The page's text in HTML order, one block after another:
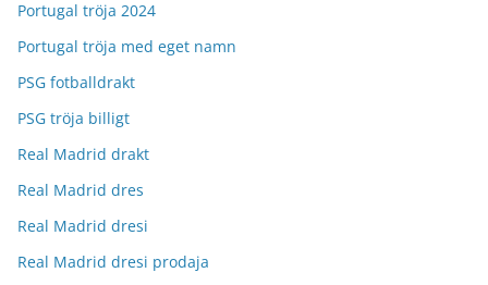
Portugal tröja 2024
Portugal tröja med eget namn
PSG fotballdrakt
PSG tröja billigt
Real Madrid drakt
Real Madrid dres
Real Madrid dresi
Real Madrid dresi prodaja